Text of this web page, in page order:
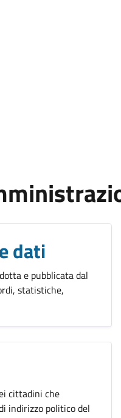
dati
e pubblicata dal
statistiche,
cittadini che
indirizzo politico del